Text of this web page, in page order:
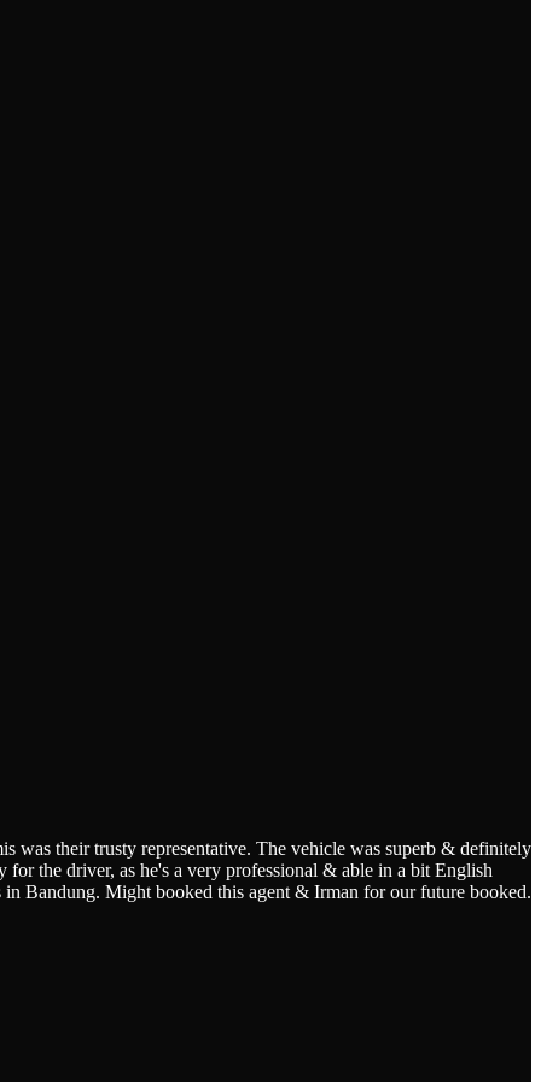
was their trusty representative. The vehicle was superb & definitely
the driver, as he's a very professional & able in a bit English
Bandung. Might booked this agent & Irman for our future booked.